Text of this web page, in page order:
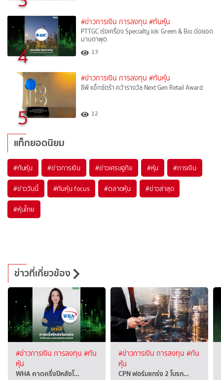
4
#ข่าวการเงิน การลงทุน #ทันหุ้น
PTTGC เร่งเครื่อง Specialty และ Green & Bio ต่อยอด
มาบตาพุด
13
5
#ข่าวการเงิน การลงทุน #ทันหุ้น
ซีพี แอ็กซ์ตร้า คว้ารางวัล Next Gen Retail Award
12
แท็กยอดนิยม
#ทันหุ้น #ข่าวการเงิน #ข่าวเศรษฐกิจ #หุ้น #การเงิน
#ข่าววันนี้ #ทันหุ้น focus #ตลาดหุ้น #ข่าวล่าสุด
#หุ้นไทย
ข่าวที่เกี่ยวข้อง
#ข่าวการเงิน การลงทุน #ทัน
หุ้น
WHA คาดครึ่งปีหลังโ…
#ข่าวการเงิน การลงทุน #ทัน
หุ้น
CPN ฟอร์มแกร่ง 2 โบรก…